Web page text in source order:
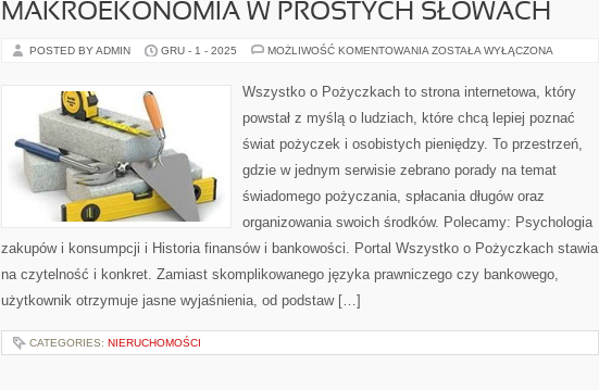
MAKROEKONOMIA W PROSTYCH SŁOWACH
POSTED BY ADMIN GRU - 1 - 2025 MOŻLIWOŚĆ KOMENTOWANIA ANALIZA
GOSPODARKA
I
W
SŁOWACH
ZOSTAŁA WYŁĄCZONA
Wszystko o Pożyczkach to strona internetowa, który
powstał z myślą o ludziach, które chcą lepiej poznać
świat pożyczek i osobistych pieniędzy. To przestrzeń,
gdzie w jednym serwisie zebrano porady na temat
świadomego pożyczania, spłacania długów oraz
organizowania swoich środków. Polecamy: Psychologia
zakupów i konsumpcji i Historia finansów i bankowości. Portal Wszystko o Pożyczkach stawia
na czytelność i konkret. Zamiast skomplikowanego języka prawniczego czy bankowego,
użytkownik otrzymuje jasne wyjaśnienia, od podstaw […]
CATEGORIES: NIERUCHOMOŚCI